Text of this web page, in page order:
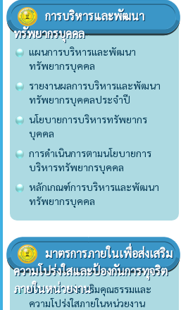
การบริหารและพัฒนา
ทรัพยากรบุคคล
แผนการบริหารและพัฒนา
ทรัพยากรบุคคล
รายงานผลการบริหารและพัฒนา
ทรัพยากรบุคคลประจำปี
นโยบายการบริหารทรัพยากร
บุคคล
การดำเนินการตามนโยบายการ
บริหารทรัพยากรบุคคล
หลักเกณฑ์การบริหารและพัฒนา
ทรัพยากรบุคคล
มาตรการภายในเพื่อส่งเสริม
ความโปร่งใสและป้องกันการทุจริต
ภายในหน่วยงาน
มาตราการส่งเสริมคุณธรรมและ
ความโปร่งใสภายในหน่วยงาน